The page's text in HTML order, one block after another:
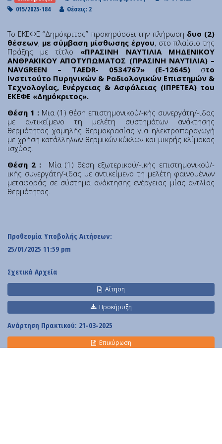
Institute of Quantum Computing and Quantum
Technology (IQCQT)
National Research Infrastructures
Home
About Us
Education
Congress Center
Innovation Office
Lefkippos Tech Park
Department of e-Governance
Work with us
Procurement
Gender Equality Plan
Diavgeia
Personal Data|Terms of Use
015/2025-184
Θέσεις: 2
Το ΕΚΕΦΕ “Δημόκριτος” προκηρύσσει την πλήρωση δυο (2)
θέσεων, με σύμβαση μίσθωσης έργου, στο πλαίσιο της
Πράξης με τίτλο «ΠΡΑΣΙΝΗ ΝΑΥΤΙΛΙΑ ΜΗΔΕΝΙΚΟΥ
ΑΝΘΡΑΚΙΚΟΥ ΑΠΟΤΥΠΩΜΑΤΟΣ (ΠΡΑΣΙΝΗ ΝΑΥΤΙΛΙΑ) –
NAVGREEN – TAEDR- 0534767» (Ε-12645) στο
Ινστιτούτο Πυρηνικών & Ραδιολογικών Επιστημών &
Τεχνολογίας, Ενέργειας & Ασφάλειας (ΙΠΡΕΤΕΑ) του
ΕΚΕΦΕ «Δημόκριτος».
Θέση 1 : Μια (1) θέση επιστημονικού/-κής συνεργάτη/-ιδας
με αντικείμενο τη μελέτη συστημάτων ανάκτησης
θερμότητας χαμηλής θερμοκρασίας για ηλεκτροπαραγωγή
με χρήση κατάλληλων θερμικών κύκλων και μικρής κλίμακας
ισχύος.
Θέση 2 : Μία (1) θέση εξωτερικού/-ικής επιστημονικού/-
ικής συνεργάτη/-ιδας με αντικείμενο τη μελέτη φαινομένων
μεταφοράς σε σύστημα ανάκτησης ενέργειας μίας αντλίας
θερμότητας.
Προθεσμία Υποβολής Αιτήσεων:
25/01/2025 11:59 pm
Σχετικά Αρχεία
Αίτηση
Προκήρυξη
Ανάρτηση Πρακτικού: 21-03-2025
Επικύρωση